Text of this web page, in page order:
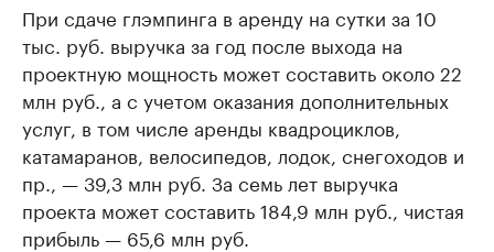
При сдаче глэмпинга в аренду на сутки за 10
тыс. руб. выручка за год после выхода на
проектную мощность может составить около 22
млн руб., а с учетом оказания дополнительных
услуг, в том числе аренды квадроциклов,
катамаранов, велосипедов, лодок, снегоходов и
пр., — 39,3 млн руб. За семь лет выручка
проекта может составить 184,9 млн руб., чистая
прибыль — 65,6 млн руб.